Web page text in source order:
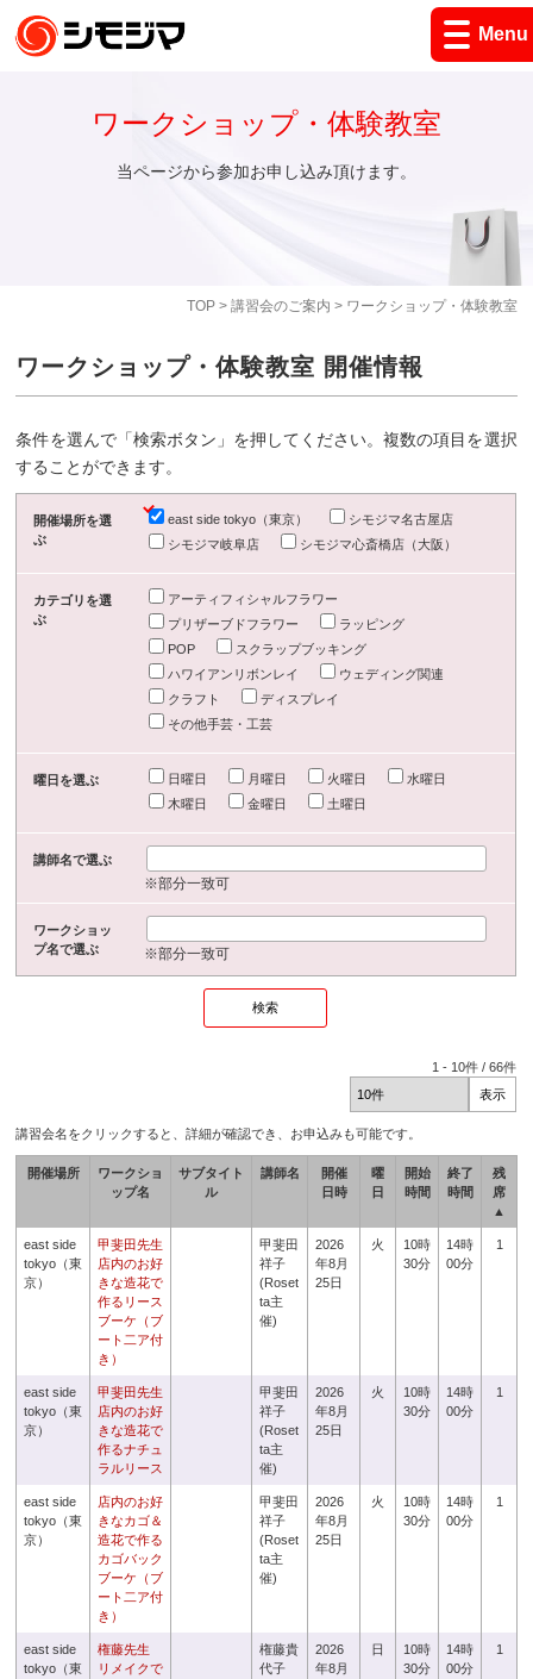
Menu
TOP> 講習会のご案内 > ワークショップ・体験教室
ワークショップ・体験教室
当ページから参加お申し込み頂けます。
ワークショップ・体験教室 開催情報
条件を選んで「検索ボタン」を押してください。複数の項目を選択
することができます。
開催場所を選
ぶ
east side tokyo（東京）
シモジマ名古屋店
シモジマ岐阜店
シモジマ心斎橋店（大阪）
カテゴリを選
ぶ
アーティフィシャルフラワー
プリザーブドフラワー
ラッピング
POP
スクラップブッキング
ハワイアンリボンレイ
ウェディング関連
クラフト
ディスプレイ
その他手芸・工芸
曜日を選ぶ 日曜日 月曜日 火曜日
水曜日
木曜日
金曜日 土曜日
講師名で選ぶ
※部分一致可
ワークショッ
プ名で選ぶ
※部分一致可
1 - 10件 /66件
講習会名をクリックすると、詳細が確認でき、お申込みも可能です。
開催場所
ワークショ
ップ名
サブタイト
ル
講師名
開催
日時
曜
日
開始
時間
終了
時間
残
席
▲
east side
tokyo（東
京）
甲斐田先生
店内のお好
きな造花で
作るリース
ブーケ（ブ
ート二ア付
き）
甲斐田
祥子
(Roset
ta主
催)
2026
年8月
25日
火
10時
30分
14時
00分
1
east side
tokyo（東
京）
甲斐田先生
店内のお好
きな造花で
作るナチュ
ラルリース
甲斐田
祥子
(Roset
ta主
催)
2026
年8月
25日
火
10時
30分
14時
00分
1
east side
tokyo（東
京）
店内のお好
きなカゴ＆
造花で作る
カゴバック
ブーケ（ブ
ート二ア付
き）
甲斐田
祥子
(Roset
ta主
催)
2026
年8月
25日
火
10時
30分
14時
00分
1
east side
tokyo（東
権藤先生
リメイクで
権藤貴
代子
2026
年8月
日
10時
30分
14時
00分
1